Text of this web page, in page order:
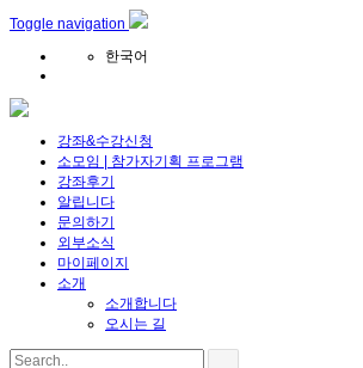
Toggle navigation
한국어
강좌&수강신청
소모임 | 참가자기획 프로그램
강좌후기
알립니다
문의하기
외부소식
마이페이지
소개
소개합니다
오시는 길